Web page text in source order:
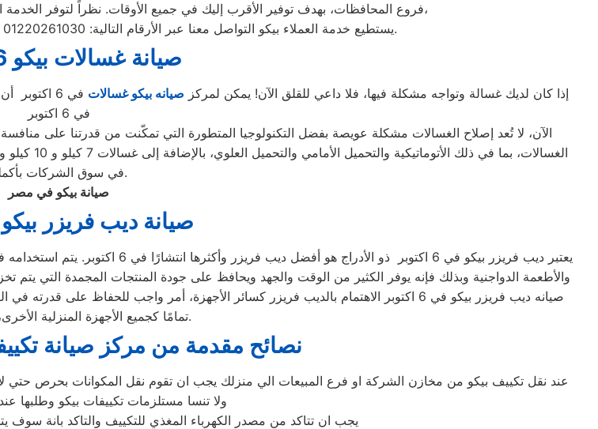
فروع المحافظات، بهدف توفير الأقرب إليك في جميع الأوقات. نظراً لتوفر الخدمة الفنية لصيانة ثلاجات بيكو في منطقة 6 اكتوبر بأكثر من رقم،
يستطيع خدمة العملاء بيكو التواصل معنا عبر الأرقام التالية: 01220261030 – 02357100080 – 0235699066 – 01010916814.
صيانة غسالات بيكو 6 اكتوبر
إذا كان لديك غسالة وتواجه مشكلة فيها، فلا داعي للقلق الآن! يمكن لمركز صيانه بيكو غسالات
في 6
في 6 اكتوبر
في سوق الشركات بأكمله.
صيانة بيكو في مصر
صيانة ديب فريزر بيكو 6 اكتوبر
يعتبر ديب فريزر بيكو في 6 اكتوبر ذو
والأطعمة الدواجنية وبذلك فإنه يوفر الكثير من الوقت والجهد ويحافظ على جودة المنتجات المجمدة التي يتم
صيانه ديب فريزر بيكو في 6 اكتوبر الاهتمام بالديب فريزر كسائر الأجهزة، أمر واجب
تمامًا كجميع الأجهزة المنزلية الأخرى، للحفاظ عليها.
نصائح مقدمة من مركز صيانة تكييفات
عند نقل تكييف بيكو من مخازن الشركة او فرع المبيعات الي منزلك يجب ان تقوم نقل المكوانات بحرص حتي
ولا تنسا مستلزمات تكييفات بيكو وطلبها عند اس6 اكتوبرم
يجب ان تتاكد من مصدر الكهرباء المغذي للتكييف والتاكد بانة سوف